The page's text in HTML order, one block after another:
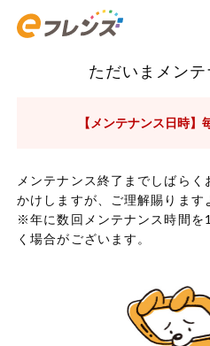
ただいまメン
【メンテナンス日時
メンテナンス終了までしばら
かけしますが、ご理解賜ります
※年に数回メンテナンス時間を
く場合がございます。